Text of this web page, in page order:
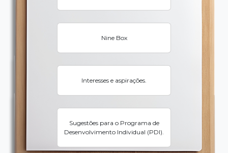
Nine Box
Interesses e aspirações.
Sugestões para o Programa de
Desenvolvimento Individual (PDI).